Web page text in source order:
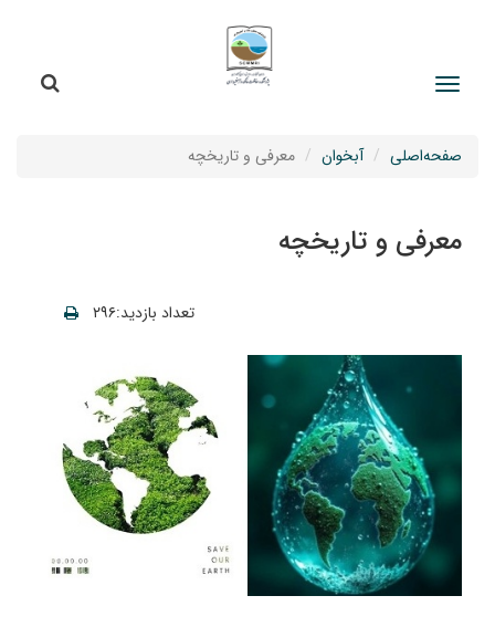
صفحه‌اصلی آبخوان معرفی و تاریخچه
معرفی و تاریخچه
تعداد بازدید:۲۹۶